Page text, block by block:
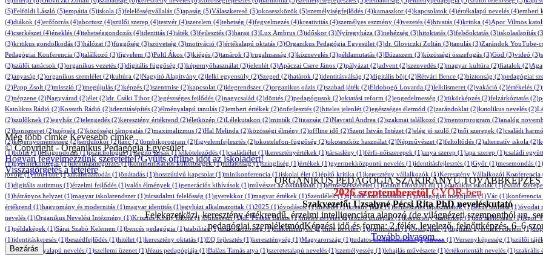
(5)Felföldi László (5)empátia (5)iskola (5)felelősségvállalás (5)apaság (5)Válaszkereső (5)okoseszközök (5)személyiségfejlődés (4)kamaszkor (4)kapcsolatok (4)értékalapú nevelés (4)emberi
(4)diákok (4)erőforrás (4)abortusz (4)szülői szerep (4)testvér (4)szerelem (4)tehetség (4)fegyelmezés (4)kreativitás (4)személyes eszmény (4)vezetés (4)hivatás (4)kritika (4)Apor Vilmos
(4)cserkészet (4)éneklés (4)tehetséggondozás (4)identitás (4)játék (3)fejlesztés (3)harag (3)Lux Ambrus (3)időskor (3)Nyíregyháza (3)nehézség (3)hitoktatás (3)felsőoktatás (3)iskolaalapítás
(3)kritikus gondolkodás (3)hálózat (3)függőség (3)szövetség (3)motiváció (3)értékalapú oktatás (3)Organikus Pedagógia Egyesület (3)dr. Gloviczki Zoltán (3)tanulás (3)Zarándok YouTube-
Pedagógiai Konferencia (3)találkozó (3)figyelem (3)Pöltl Ákos (3)kiégés (3)tanárok (3)rugalmasság (3)köznevelés (3)példamutatás (3)Búzaszem (3)közösségi összefogás (3)Göd (3)videó (3)
(3)szülői tanácsok (3)organikus vezetés (3)digitális függőség (3)képernyőhasználat (3)jelenlét (3)Apáczai Csere János (2)pályázat (2)advent (2)szenvedés (2)magyar kultúra (2)fiatalok (2)
(2)anyaság (2)organikus szemlélet (2)kultúra (2)Nagyító Alapítvány (2)lelki egyensúly (2)Szeged (2)határok (2)identitásválság (2)digitális böjt (2)Rétvári Bence (2)biztonság (2)pedagógiai
(2)Papp Zsolt (2)misszió (2)megújulás (2)képzés (2)szentmise (2)kapcsolat (2)idegrendszer (2)organikus oázis (2)szabad játék (2)Eldobogó Lovarda (2)lelkiismeret (2)vakáció (2)értékelés (2)
(2)népzene (2)Nagyvárad (2)élet (2)dr. Csáki Tibor (2)egészséges fejlődés (2)nagycsalád (2)döntés (2)pedagógusok (2)oktatási reform (2)engedelmesség (2)tükörképzés (2)felzárkóztatás (2)
Katolikus Rádió (2)Kossuth Rádió (2)identitásépítés (2)élményalapú tanulás (2)emberi értékek (2)önfejlesztés (2)hiteles jelenlét (2)egészséges életmód (2)zarándoklat (2)katolikus nevelés (2)
(2)szülőknek (2)egyház (2)elengedés (2)keresztény értékrend (2)életközép (2)Lélekutakon (2)minták (2)igazság (2)Navratil Andrea (2)szakmai találkozó (2)mentorprogram (2)analóg
(2)honismeret (2)szépség (2)közösségi támogatás (2)maximalizmus (2)Hal Melinda (2)közösségi élmény (2)offline idő (2)Szent István Intézet (2)elég jó szülő (2)női szerepek (2)családi
(2)képernyőmentesség (2)serdülőkor (2)tánc(2)lombikprogram (2)figyelemfejlesztés (2)okostelefon-függőség (2)okoseszköz használat (2)Népművészet (2)feltöltődés (2)alternatív iskola (2)
(1)biblia(1)lelkigondozás(1)pszichológus(1)segítő társak(1)elköteleződés (1)családiélet (1)keresztényértékek (1)társaslény (1)férfi-nőiszerepek (1)anya szerep (1)apa szerep (1)családi
(1)gyermekmozgás(1)identitásmegőrzés(1)kommunikációs különbségek(1)tudatosság(1)szingliség (1)értékek (1)gyermekközpontú nevelés (1)identitásfejlesztés (1)Győr (1)mesemondás (1)
jövője(1)YouTube(1)alkalmazkodás (1)önátadás (1)hosszútávú kapcsolat (1)minikonferencia (1)iskolai élet (1)építő kritika (1)keresztény vállalkozók (1)Keresztény Vállalkozói Konferencia
(1)digitális autizmus (1)érzelmi fejlődés (1)valós élmények (1)generációs kihívások (1)művészet az oktatásban(1)természetszeretet(1)Gránit Oroszlán díj(1)katolikus iskolák(1)család szerepe
(1)hátrányos helyzet (1)magyar iskolarendszer (1)társadalmi felelősség (1)gyerekkor (1)magyar értékek (1)Szentlélek(1)új utak az oktatásban(1)pedagógiai megújulás(1)Vác (1)konferencia
értékrend (1)hagyomány és modernitás (1)magyar identitás (1)egyházi alkalmazottak (1)2025 (1)óvodások(1)mesélés(1)kreatív játék(1)természetes tapasztalatok(1)Jézus tanítása(1)óvodai
nevelés (1)Organikus Nevelési Intézmény (1)Krisztus Király Iskola(1)Dunakeszi(1)dr. Puskás Balázs(1)hiteles nevelés(1)közös ünneplés(1)keresztény emberkép(1)idő méltósága(1)Apor
(1)példaképek (1)Sárai Szabó Kelemen (1)bencés pedagógia (1)stabilitás(1)szülői közösség(1)diákélmények(1)hitre nevelés(1)spiritualitás(1)Országház(1)digitális gyermekvédelem(1)
(1)identitáskeresés (1)beszédfejlődés (1)hitélet (1)keresztény oktatás (1)EQ fejlesztés (1)kereszténység (1)Magyarország (1)tudatos médiahasználat(1)Stressz (1)Versenyképesség (1)szülői
(1)hagyományalapú nevelés (1)szellemi üzenet (1)Jézus pedagógiája (1)Balázs Tamás atya (1)szeretetalapú nevelés (1)személyesség (1)lehajlás művészete (1)értékorientált nevelés (1)szakrális
Még több címke Kevesebb címke
© Copyright - Organikus Pedagógia Egyesület
Hogyan fegyelmezzünk szeretettel?Gyűjts offline időt az iskoládért!
Visszagörgetés a tetejére
ORGANIKUS PEDAGÓGIA SZAKIRÁNYÚ TOVÁBBKÉPZÉS
2026 szeptemberétőlGYŐR-ben
Szakvezető: Uzsalyné Pécsi Rita PhD neveléskutató
Felekezetközi, keresztény értékrendű, érzelmi intelligenciára alapozó (de világnézeti szempontból un.
pedagógiai szemléletmódKépzési idő és forma: 2 félév, levelező, felnőttképzés, 6–6
Tovább olvasom…
Bezárás